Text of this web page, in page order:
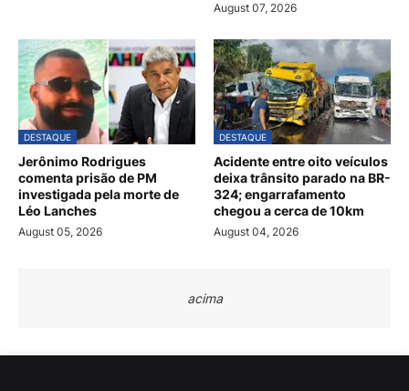
August 07, 2026
DESTAQUE
Jerônimo Rodrigues
comenta prisão de PM
investigada pela morte de
Léo Lanches
August 05, 2026
DESTAQUE
Acidente entre oito veículos
deixa trânsito parado na BR-
324; engarrafamento
chegou a cerca de 10km
August 04, 2026
acima